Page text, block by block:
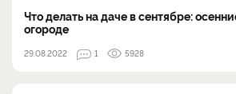
Что делать на даче в сентябре:
огороде
29.08.2022 1 5928